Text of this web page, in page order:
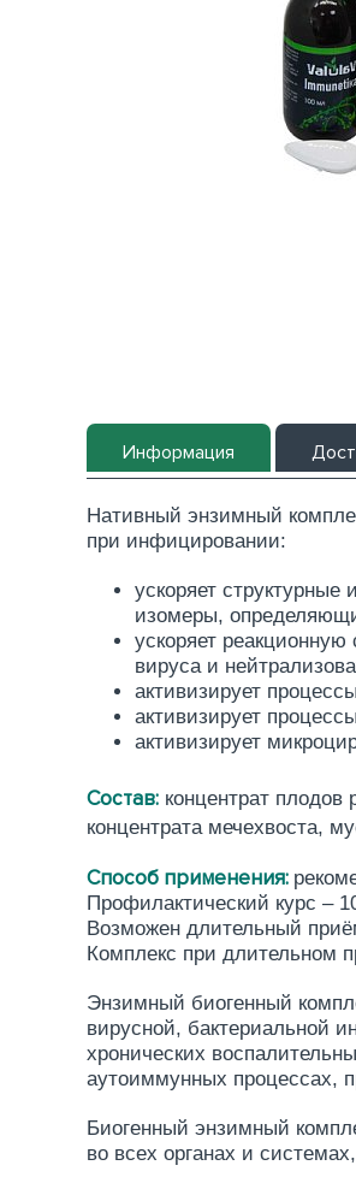
Информация
Нативный энзимный
при инфицировании:
ускоряет
изомеры,
ускоряет
вируса и
активизирует
активизирует
активизирует
Состав: концентрат
концентрата мечехвоста,
Способ применения:
Профилактический курс –
Возможен длительный
Комплекс при длительном
Энзимный биогенный
вирусной, бактериальной
хронических
аутоиммунных процессах,
Биогенный энзимный
во всех органах и